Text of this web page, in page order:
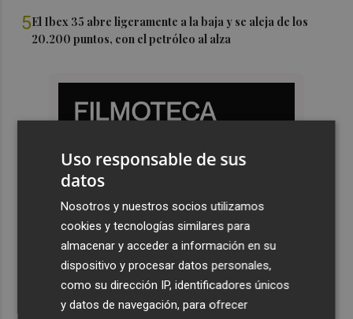
5El Ibex 35 abre ligeramente a la baja y se aleja de los
20.200 puntos, con el petróleo al alza
Uso responsable de sus
datos
Nosotros y nuestros socios utilizamos
cookies y tecnologías similares para
almacenar y acceder a información en su
dispositivo y procesar datos personales,
como su dirección IP, identificadores únicos
y datos de navegación, para ofrecer